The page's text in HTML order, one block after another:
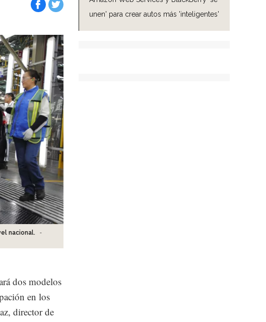
unen' para crear autos más 'inteligentes'
nacional.
-
dos modelos
en los
director de